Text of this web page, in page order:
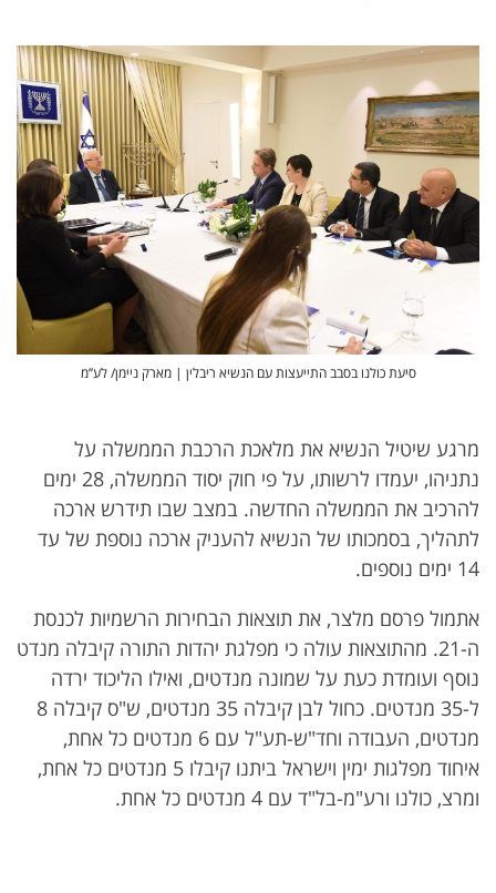
סיעת כולנו בסבב התייעצות עם הנשיא ריבלין | מארק ניימן/ לע’’מ
מרגע שיטיל הנשיא את מלאכת הרכבת הממשלה על
נתניהו, יעמדו לרשותו, על פי חוק יסוד הממשלה, 28 ימים
להרכיב את הממשלה החדשה. במצב שבו תידרש ארכה
לתהליך, בסמכותו של הנשיא להעניק ארכה נוספת של עד
14 ימים נוספים.
אתמול פרסם מלצר, את תוצאות הבחירות הרשמיות לכנסת
ה-21. מהתוצאות עולה כי מפלגת יהדות התורה קיבלה מנדט
נוסף ועומדת כעת על שמונה מנדטים, ואילו הליכוד ירדה
ל-35 מנדטים. כחול לבן קיבלה 35 מנדטים, ש"ס קיבלה 8
מנדטים, העבודה וחד"ש-תע"ל עם 6 מנדטים כל אחת,
איחוד מפלגות ימין וישראל ביתנו קיבלו 5 מנדטים כל אחת,
ומרצ, כולנו ורע"מ-בל"ד עם 4 מנדטים כל אחת.